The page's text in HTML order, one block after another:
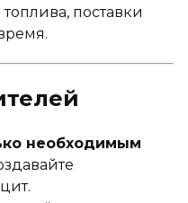
поставки
необходимым